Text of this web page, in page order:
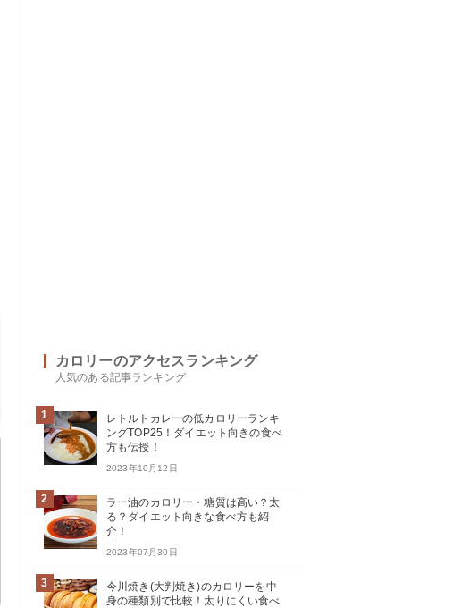
カロリーのアクセスランキング
人気のある記事ランキング
1
レトルトカレーの低カロリーランキ
ングTOP25！ダイエット向きの食べ
方も伝授！
2023年10月12日
2
ラー油のカロリー・糖質は高い？太
る？ダイエット向きな食べ方も紹
介！
2023年07月30日
3
今川焼き(大判焼き)のカロリーを中
身の種類別で比較！太りにくい食べ